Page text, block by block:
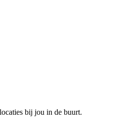
bij jou in de buurt.